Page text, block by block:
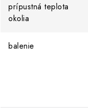
prípustná teplota
okolia
balenie